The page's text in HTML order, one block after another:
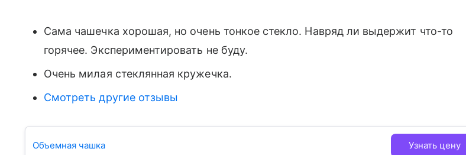
Сама чашечка хорошая, но очень тонкое стекло. Навряд ли выдержит что-то
горячее. Экспериментировать не буду.
Очень милая стеклянная кружечка.
Смотреть другие отзывы
Объемная чашка Узнать цену